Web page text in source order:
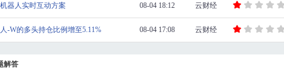
器人实时互动方案 08-04 18:12 云财经
-W的多头持仓比例增至5.11% 08-04 17:08 云财经
解答